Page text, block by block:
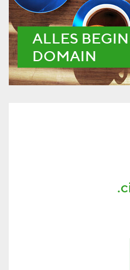
über EDIS
ALLES
DOMAIN